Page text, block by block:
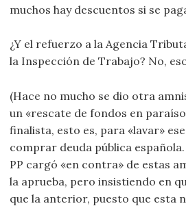
muchos hay descuentos si se
¿Y el refuerzo a la Agencia
la Inspección de Trabajo? No,
(Hace no mucho se dio otra
un «rescate de fondos en
finalista, esto es, para «lavar»
comprar deuda pública
PP cargó «en contra» de estas
la aprueba, pero insistiendo en
que la anterior, puesto que esta